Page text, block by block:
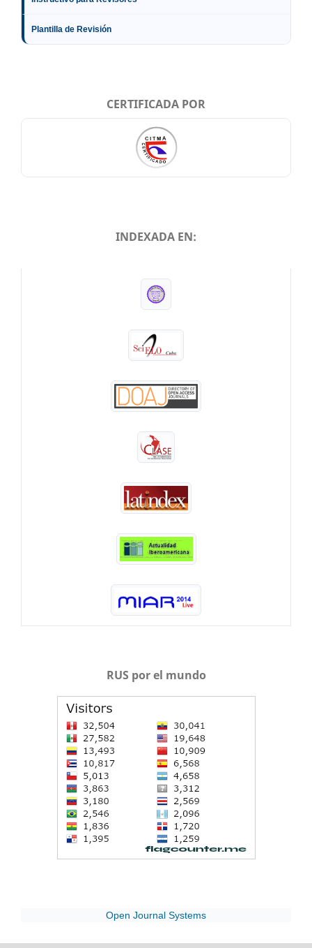
Plantilla de Revisión
CERTIFICADA POR
INDEXADA EN:
RUS por el mundo
Open Journal Systems